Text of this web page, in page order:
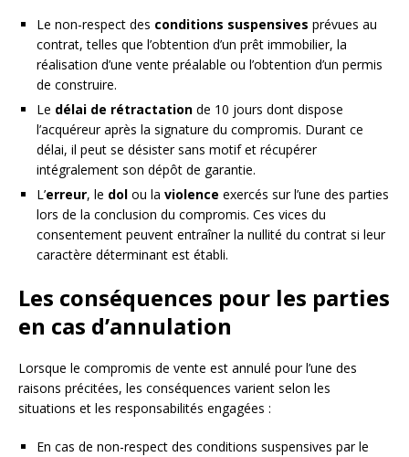
Le non-respect des conditions suspensives prévues au
contrat, telles que l’obtention d’un prêt immobilier, la
réalisation d’une vente préalable ou l’obtention d’un permis
de construire.
Le délai de rétractation de 10 jours dont dispose
l’acquéreur après la signature du compromis. Durant ce
délai, il peut se désister sans motif et récupérer
intégralement son dépôt de garantie.
L’erreur, le dol ou la violence exercés sur l’une des parties
lors de la conclusion du compromis. Ces vices du
consentement peuvent entraîner la nullité du contrat si leur
caractère déterminant est établi.
Les conséquences pour les parties
en cas d’annulation
Lorsque le compromis de vente est annulé pour l’une des
raisons précitées, les conséquences varient selon les
situations et les responsabilités engagées :
En cas de non-respect des conditions suspensives par le